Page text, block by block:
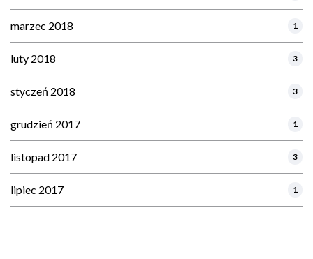
marzec 2018 1
luty 2018 3
styczeń 2018 3
grudzień 2017 1
listopad 2017 3
lipiec 2017 1